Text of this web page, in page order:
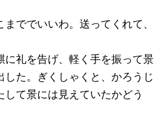
まででいいわ。送ってくれて、
礼を告げ、軽く手を振って景
した。ぎくしゃくと、かろうじ
して景には見えていたかどう